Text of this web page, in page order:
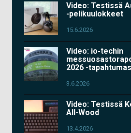
Video: Testissä
-pelikuulokkeet
15.6.2026
Video: io-techin
2026 -
3.6.2026
Video: Testissä
All-Wood
13.4.2026